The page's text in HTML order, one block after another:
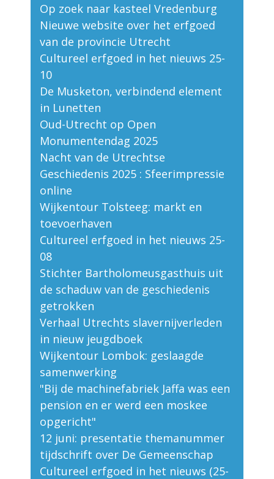
Op zoek naar kasteel Vredenburg
Nieuwe website over het erfgoed
van de provincie Utrecht
Cultureel erfgoed in het nieuws 25-
10
De Musketon, verbindend element
in Lunetten
Oud-Utrecht op Open
Monumentendag 2025
Nacht van de Utrechtse
Geschiedenis 2025 : Sfeerimpressie
online
Wijkentour Tolsteeg: markt en
toevoerhaven
Cultureel erfgoed in het nieuws 25-
08
Stichter Bartholomeusgasthuis uit
de schaduw van de geschiedenis
getrokken
Verhaal Utrechts slavernijverleden
in nieuw jeugdboek
Wijkentour Lombok: geslaagde
samenwerking
"Bij de machinefabriek Jaffa was een
pension en er werd een moskee
opgericht"
12 juni: presentatie themanummer
tijdschrift over De Gemeenschap
Cultureel erfgoed in het nieuws (25-